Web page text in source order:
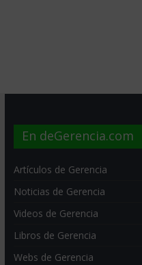
En deGerencia.com
Artículos de Gerencia
Noticias de Gerencia
Videos de Gerencia
Libros de Gerencia
Webs de Gerencia